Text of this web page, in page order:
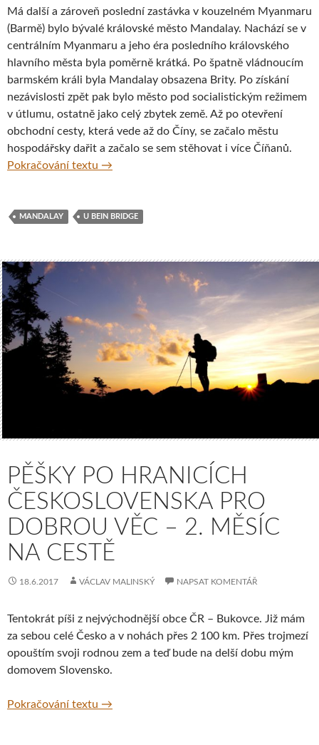
Má další a zároveň poslední zastávka v kouzelném Myanmaru
(Barmě) bylo bývalé královské město Mandalay. Nachází se v
centrálním Myanmaru a jeho éra posledního královského
hlavního města byla poměrně krátká. Po špatně vládnoucím
barmském králi byla Mandalay obsazena Brity. Po získání
nezávislosti zpět pak bylo město pod socialistickým režimem
v útlumu, ostatně jako celý zbytek země. Až po otevření
obchodní cesty, která vede až do Číny, se začalo městu
hospodářsky dařit a začalo se sem stěhovat i více Číňanů.
Pokračování textu Bývalé královské město Mandalay, Barma
→
MANDALAY U BEIN BRIDGE
PĚŠKY PO HRANICÍCH
ČESKOSLOVENSKA PRO
DOBROU VĚC – 2. MĚSÍC
NA CESTĚ
18.6.2017 VÁCLAV MALINSKÝ NAPSAT KOMENTÁŘ
Tentokrát píši z nejvýchodnější obce ČR – Bukovce. Již mám
za sebou celé Česko a v nohách přes 2 100 km. Přes trojmezí
opouštím svoji rodnou zem a teď bude na delší dobu mým
domovem Slovensko.
Pokračování textu Pěšky po hranicích Československa pro
→